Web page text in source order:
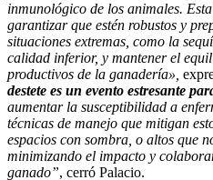
inmunológico de los animales.
garantizar que estén robustos y
situaciones extremas, como la
calidad inferior, y mantener el
productivos de la ganadería»,
destete es un evento estresante
aumentar la susceptibilidad a
técnicas de manejo que mitigan
espacios con sombra, o altos que
minimizando el impacto y
ganado”, cerró Palacio.